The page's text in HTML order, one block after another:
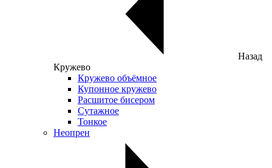
Назад
Кружево
Кружево объёмное
Купонное кружево
Расшитое бисером
Сутажное
Тонкое
Неопрен